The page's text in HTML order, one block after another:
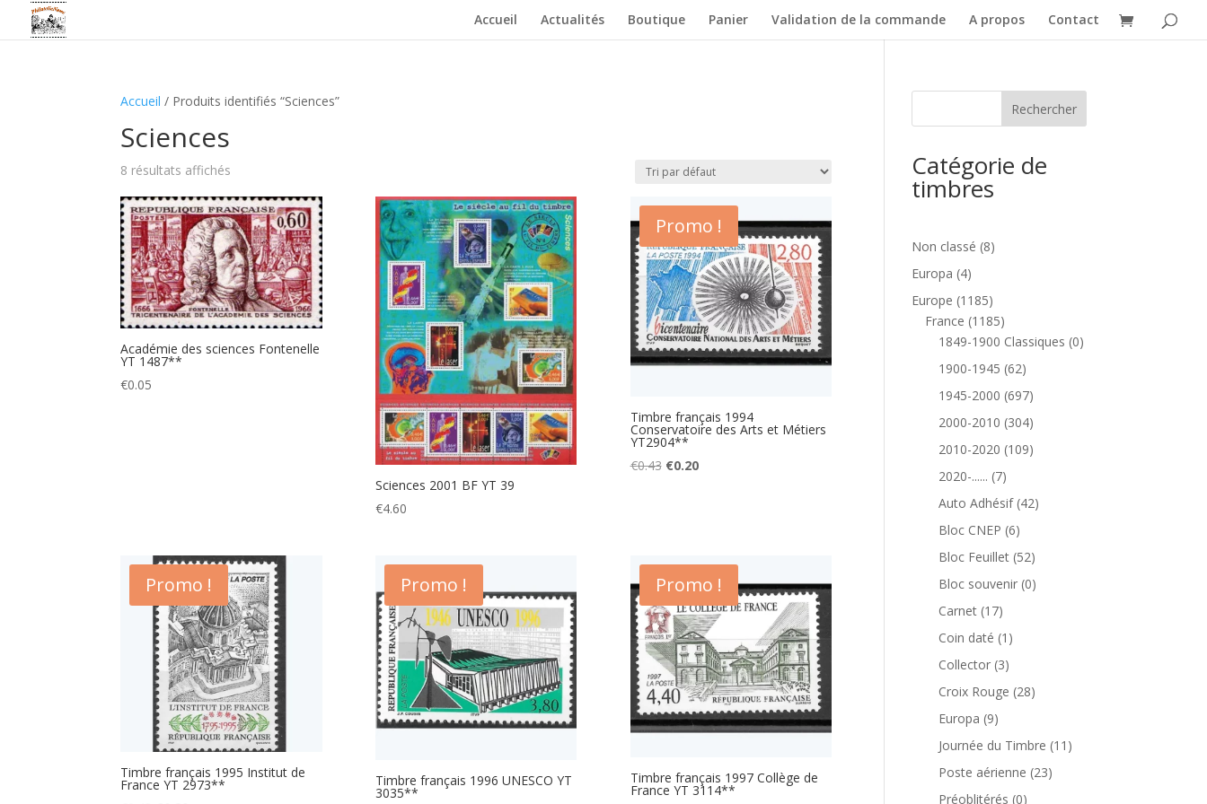
Accueil Actualités Boutique Panier Validation de la commande A propos Contact
Accueil / Produits identifiés “Sciences”
Sciences
8 résultats affichés
Académie des sciences Fontenelle
YT 1487**
€0.05
Sciences 2001 BF YT 39
€4.60
Promo !
Timbre français 1994
Conservatoire des Arts et Métiers
YT2904**
€0.43 Le
€0.20Le
Promo !
Timbre français 1995 Institut de
France YT 2973**
Promo !
Timbre français 1996 UNESCO YT
3035**
Promo !
Timbre français 1997 Collège de
France YT 3114**
Catégorie de
timbres
Non classé 88
Europa 44
produits
Europe 11851185
produits
France 11851185
produits
1849-1900 Classiques 00
1900-1945 6262
produits
1945-2000 697697
produits
2000-2010 304304
produits
2010-2020 109109
2020-...... 77
produits
Auto Adhésif 4242
Bloc CNEP 66
produits
Bloc Feuillet 5252
produits
Bloc souvenir 00
Carnet 1717
produits
Coin daté 1 1
Collector 33
produits
Croix Rouge 2828
Europa 99
produits
Journée du Timbre 11 11
Poste aérienne 2323
Préoblitérés 00